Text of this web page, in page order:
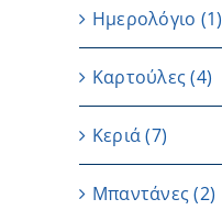
Ημερολόγιο (1)
Καρτούλες (4)
Κεριά (7)
Μπαντάνες (2)